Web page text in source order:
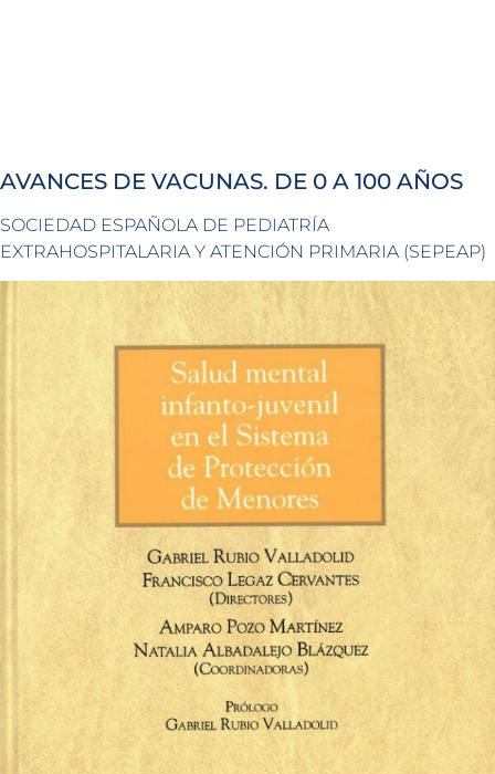
AVANCES DE VACUNAS. DE 0 A 100 AÑOS
SOCIEDAD ESPAÑOLA DE PEDIATRÍA
EXTRAHOSPITALARIA Y ATENCIÓN PRIMARIA (SEPEAP)